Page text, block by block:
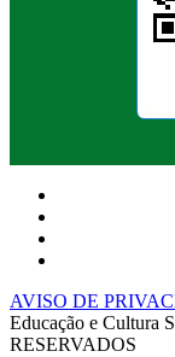
AVISO DE
Educação e Cultura
RESERVADOS